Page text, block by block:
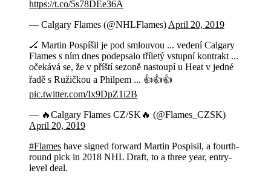
https://t.co/5s78DEe36A
— Calgary Flames (@NHLFlames) April 20, 2019
🏒 Martin Pospíšil je pod smlouvou ... vedení Calgary
Flames s ním dnes podepsalo tříletý vstupní kontrakt ...
očekává se, že v příští sezoně nastoupí u Heat v jedné
řadě s Ružičkou a Philpem ... 👍👍👍
pic.twitter.com/Ix9DpZ1i2B
— 🔥Calgary Flames CZ/SK🔥 (@Flames_CZSK)
April 20, 2019
#Flames have signed forward Martin Pospisil, a fourth-
round pick in 2018 NHL Draft, to a three year, entry-
level deal.